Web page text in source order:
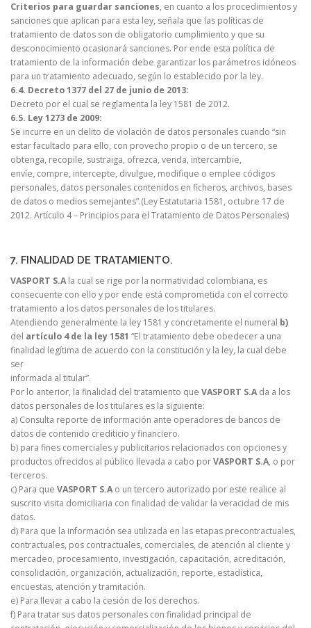
Criterios para guardar sanciones, en cuanto a los procedimientos y
sanciones que aplican para esta ley, señala que las políticas de
tratamiento de datos son de obligatorio cumplimiento y que su
desconocimiento ocasionará sanciones. Por ende esta política de
tratamiento de la información debe garantizar los parámetros idóneos
para un tratamiento adecuado, según lo establecido por la ley.
6.4. Decreto 1377 del 27 de junio de 2013:
Decreto por el cual se reglamenta la ley 1581 de 2012.
6.5. Ley 1273 de 2009:
Se incurre en un delito de violación de datos personales cuando “sin
estar facultado para ello, con provecho propio o de un tercero, se
obtenga, recopile, sustraiga, ofrezca, venda, intercambie,
envíe, compre, intercepte, divulgue, modifique o emplee códigos
personales, datos personales contenidos en ficheros, archivos, bases
de datos o medios semejantes”.(Ley Estatutaria 1581, octubre 17 de
2012. Artículo 4 – Principios para el Tratamiento de Datos Personales)
7. FINALIDAD DE TRATAMIENTO.
VASPORT S.Ala cual se rige por la normatividad colombiana, es
consecuente con ello y por ende está comprometida con el correcto
tratamiento a los datos personales de los titulares.
Atendiendo generalmente la ley 1581 y concretamente el numeral b)
del artículo 4 de la ley 1581 “El tratamiento debe obedecer a una
finalidad legítima de acuerdo con la constitución y la ley, la cual debe
ser
informada al titular”.
Por lo anterior, la finalidad del tratamiento que VASPORT S.Ada a los
datos personales de los titulares es la siguiente:
a) Consulta reporte de información ante operadores de bancos de
datos de contenido crediticio y financiero.
b) para fines comerciales y publicitarios relacionados con opciones y
productos ofrecidos al público llevada a cabo porVASPORT S.A, o por
terceros.
c) Para que VASPORT S.Ao un tercero autorizado por este realice al
suscrito visita domiciliaria con finalidad de validar la veracidad de mis
datos.
d) Para que la información sea utilizada en las etapas precontractuales,
contractuales, pos contractuales, comerciales, de atención al cliente y
mercadeo, procesamiento, investigación, capacitación, acreditación,
consolidación, organización, actualización, reporte, estadística,
encuestas, atención y tramitación.
e) Para llevar a cabo la cesión de los derechos.
f) Para tratar sus datos personales con finalidad principal de